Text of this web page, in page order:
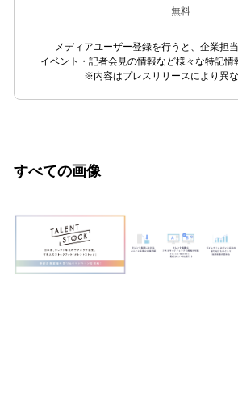
無料
メディアユーザー登録を行うと、企業担
イベント・記者会見の情報など様々な特記情
※内容はプレスリリースにより異な
すべての画像